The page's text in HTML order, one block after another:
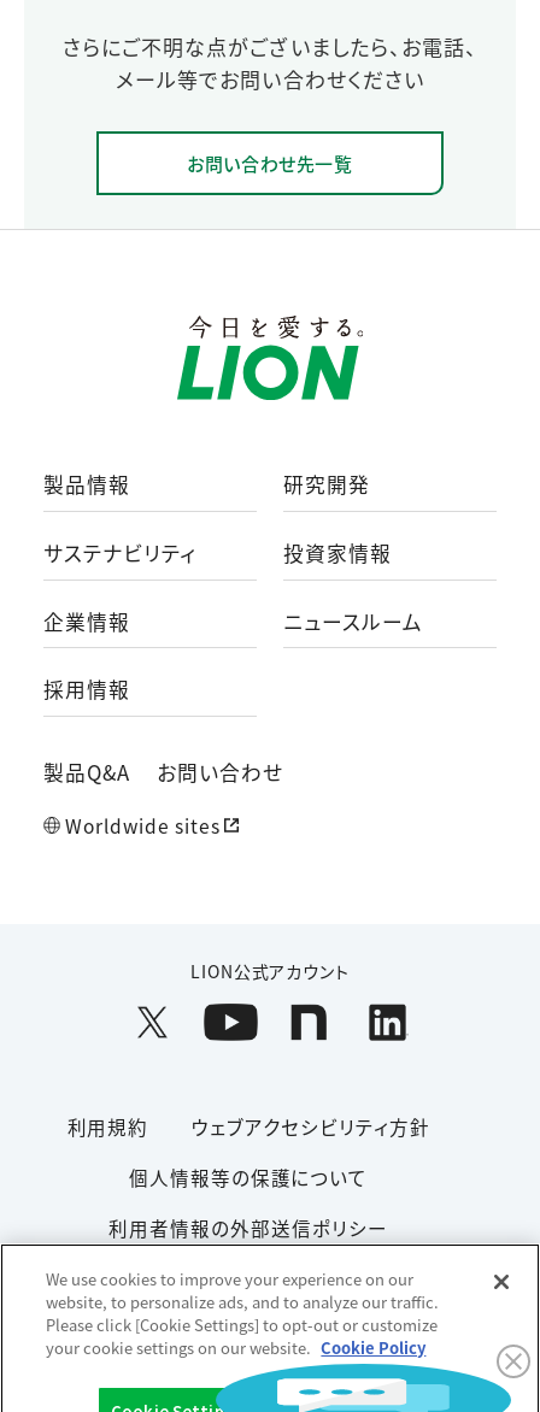
さらにご不明な点がございましたら、お電話、
メール等でお問い合わせください
お問い合わせ先一覧
製品情報 研究開発
サステナビリティ 投資家情報
企業情報 ニュースルーム
採用情報
製品Q&A お問い合わせ
Worldwide sites
LION公式アカウント
利用規約
ウェブアクセシビリティ方針
個人情報等の保護について
利用者情報の外部送信ポリシー
ソーシャルメディアポリシー
サイトマップ
Copyright© 1996-2026 Lion Corporation. All rights reserved.
We use cookies to improve your experience on our
website, to personalize ads, and to analyze our traffic.
Please click [Cookie Settings] to opt-out or customize
your cookie settings on our website. Cookie Policy